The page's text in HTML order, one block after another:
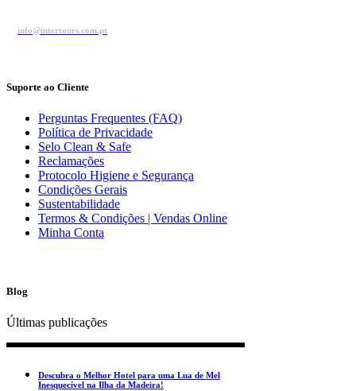
info@intertours.com.pt
Suporte ao Cliente
Perguntas Frequentes (FAQ)
Política de Privacidade
Selo Clean & Safe
Reclamações
Protocolo Higiene e Segurança
Condições Gerais
Sustentabilidade
Termos & Condições | Vendas Online
Minha Conta
Blog
Últimas publicações
Descubra o Melhor Hotel para uma Lua de Mel
Inesquecível na Ilha da Madeira!